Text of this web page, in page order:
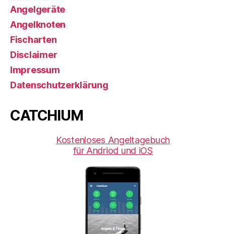
Angelgeräte
Angelknoten
Fischarten
Disclaimer
Impressum
Datenschutzerklärung
CATCHIUM
Kostenloses Angeltagebuch
für Andriod und iOS